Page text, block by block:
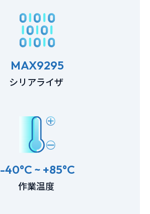
MAX9295
シリアライザ
-40°C ~ +85°C
作業温度